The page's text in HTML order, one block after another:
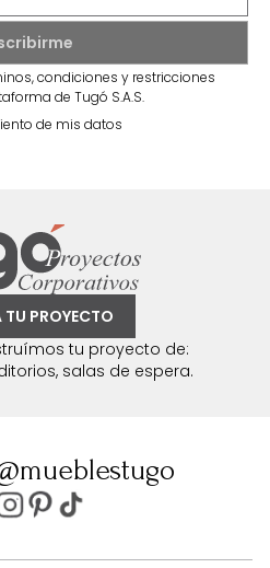
condiciones y restricciones
de Tugó S.A.S.
de mis datos
TU PROYECTO
tu proyecto de:
salas de espera.